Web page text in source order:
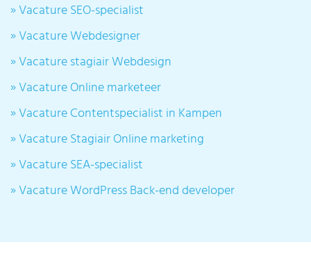
» Vacature SEO-specialist
» Vacature Webdesigner
» Vacature stagiair Webdesign
» Vacature Online marketeer
» Vacature Contentspecialist in Kampen
» Vacature Stagiair Online marketing
» Vacature SEA-specialist
» Vacature WordPress Back-end developer